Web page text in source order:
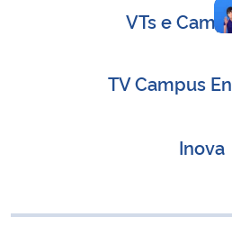
VTs e
TV Campus
Inova